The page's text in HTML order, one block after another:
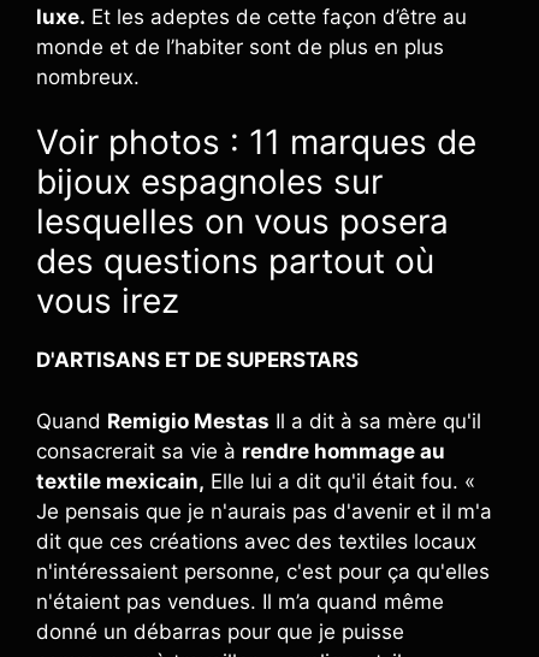
luxe. Et les adeptes de cette façon d’être au
monde et de l’habiter sont de plus en plus
nombreux.
Voir photos : 11 marques de
bijoux espagnoles sur
lesquelles on vous posera
des questions partout où
vous irez
D'ARTISANS ET DE SUPERSTARS
Quand Remigio Mestas Il a dit à sa mère qu'il
consacrerait sa vie à rendre hommage au
textile mexicain, Elle lui a dit qu'il était fou. «
Je pensais que je n'aurais pas d'avenir et il m'a
dit que ces créations avec des textiles locaux
n'intéressaient personne, c'est pour ça qu'elles
n'étaient pas vendues. Il m’a quand même
donné un débarras pour que je puisse